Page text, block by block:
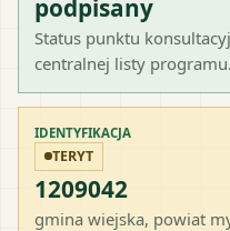
podpisany
Status punktu
centralnej listy programu.
IDENTYFIKACJA
TERYT
1209042
gmina wiejska, powiat